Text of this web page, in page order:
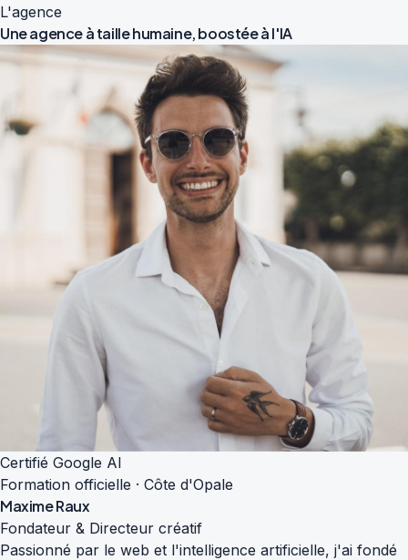
L'agence
Une agence à taille humaine,boostée à l'IA
Certifié Google AI
Formation officielle · Côte d'Opale
Maxime Raux
Fondateur & Directeur créatif
Passionné par le web et l'intelligence artificielle, j'ai fondé